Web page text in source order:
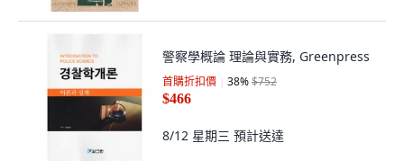
警察學概論 理論與實務, Greenpress
首購折扣價 38%$752
$466
8/12 星期三 預計送達